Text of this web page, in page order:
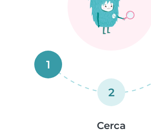
1
2
Cerca